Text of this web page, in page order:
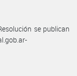
se publican